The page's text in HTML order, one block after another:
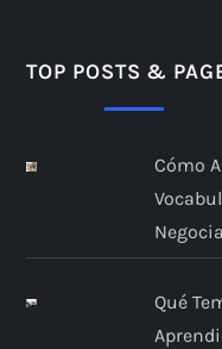
TOP POSTS &
Cómo
Qué